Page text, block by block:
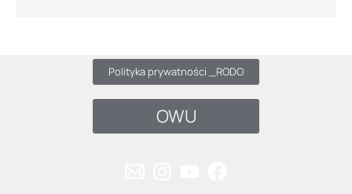
Polityka prywatności _RODO
OWU